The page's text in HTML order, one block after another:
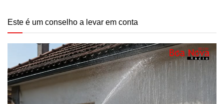
Este é um conselho a levar em conta